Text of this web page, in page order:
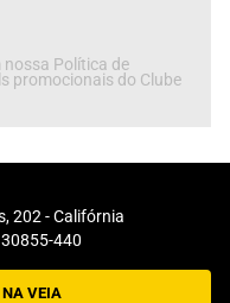
nossa Política de
promocionais do Clube
202 - Califórnia
440
NA VEIA